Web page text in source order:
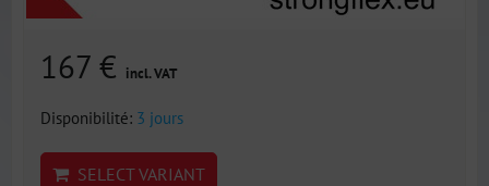
167 € incl. VAT
Disponibilité: 3 jours
SELECT VARIANT